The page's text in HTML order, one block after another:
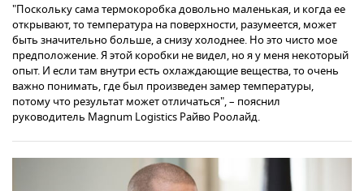
"Поскольку сама термокоробка довольно маленькая, и когда ее
открывают, то температура на поверхности, разумеется, может
быть значительно больше, а снизу холоднее. Но это чисто мое
предположение. Я этой коробки не видел, но я у меня некоторый
опыт. И если там внутри есть охлаждающие вещества, то очень
важно понимать, где был произведен замер температуры,
потому что результат может отличаться", – пояснил
руководитель Magnum Logistics Райво Роолайд.